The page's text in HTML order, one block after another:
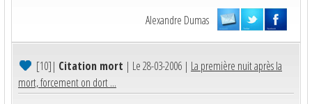
Alexandre Dumas
[10]| Citation mort | Le 28-03-2006 | La première nuit après la
mort, forcement on dort ...